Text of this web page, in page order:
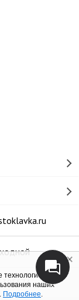
для
наших
Подробнее.